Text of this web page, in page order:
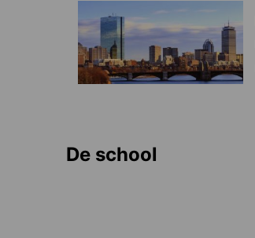
De school